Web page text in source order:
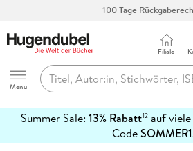
100 Tage
Hugendubel
Menu
Filiale
Summer Sale: 13% Rabatt12auf viele
Code
erfahren